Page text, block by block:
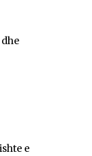
e